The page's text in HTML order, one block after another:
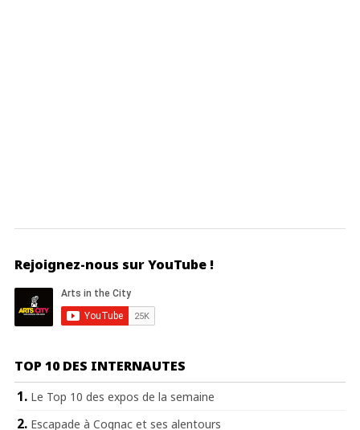
Rejoignez-nous sur YouTube !
TOP 10 DES INTERNAUTES
Le Top 10 des expos de la semaine
Escapade à Cognac et ses alentours